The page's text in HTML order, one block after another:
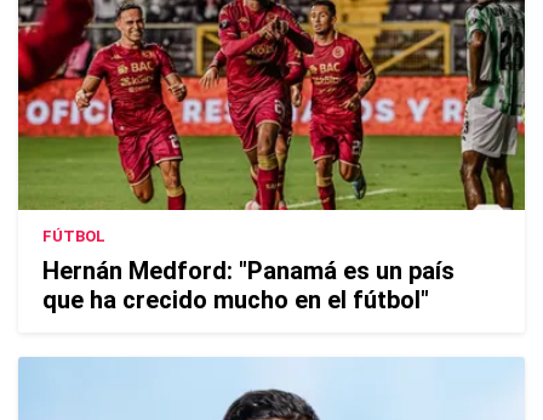
FÚTBOL
Hernán Medford: "Panamá es un país
que ha crecido mucho en el fútbol"